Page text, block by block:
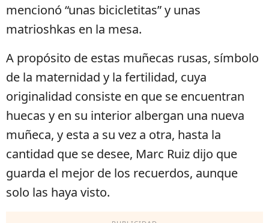
mencionó “unas bicicletitas” y unas
matrioshkas en la mesa.
A propósito de estas muñecas rusas, símbolo
de la maternidad y la fertilidad, cuya
originalidad consiste en que se encuentran
huecas y en su interior albergan una nueva
muñeca, y esta a su vez a otra, hasta la
cantidad que se desee, Marc Ruiz dijo que
guarda el mejor de los recuerdos, aunque
solo las haya visto.